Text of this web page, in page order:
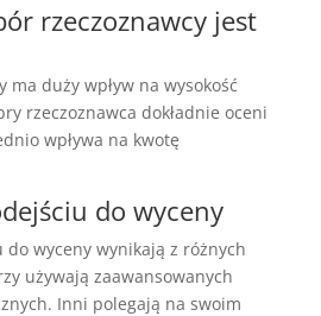
rzeczoznawcy jest
ma duży wpływ na wysokość
rzeczoznawca dokładnie oceni
wpływa na kwotę
do wyceny
do wyceny wynikają z różnych
używają zaawansowanych
Inni polegają na swoim